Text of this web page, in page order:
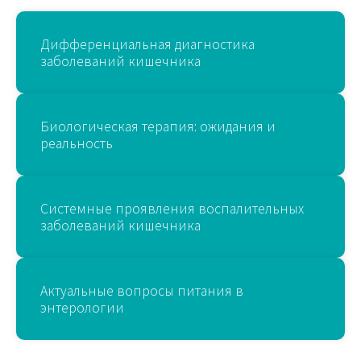
Дифференциальная диагностика
заболеваний кишечника
Биологическая терапия: ожидания и
реальность
Системные проявления воспалительных
заболеваний кишечника
Актуальные вопросы питания в
энтерологии